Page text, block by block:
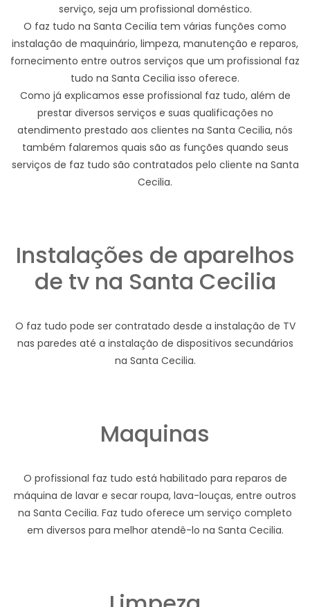
serviço, seja um profissional doméstico.
O faz tudo na Santa Cecilia tem várias funções como
instalação de maquinário, limpeza, manutenção e reparos,
fornecimento entre outros serviços que um profissional faz
tudo na Santa Cecilia isso oferece.
Como já explicamos esse profissional faz tudo, além de
prestar diversos serviços e suas qualificações no
atendimento prestado aos clientes na Santa Cecilia, nós
também falaremos quais são as funções quando seus
serviços de faz tudo são contratados pelo cliente na Santa
Cecilia.
Instalações de aparelhos
de tv na Santa Cecilia
O faz tudo pode ser contratado desde a instalação de TV
nas paredes até a instalação de dispositivos secundários
na Santa Cecilia.
Maquinas
O profissional faz tudo está habilitado para reparos de
máquina de lavar e secar roupa, lava-louças, entre outros
na Santa Cecilia. Faz tudo oferece um serviço completo
em diversos para melhor atendê-lo na Santa Cecilia.